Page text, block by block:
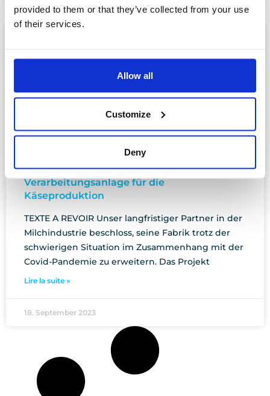
provided to them or that they’ve collected from your use
of their services.
Allow all
Customize
Deny
Verarbeitungsanlage für die
Käseproduktion
TEXTE A REVOIR Unser langfristiger Partner in der
Milchindustrie beschloss, seine Fabrik trotz der
schwierigen Situation im Zusammenhang mit der
Covid-Pandemie zu erweitern. Das Projekt
Lire la suite »
18. September 2023